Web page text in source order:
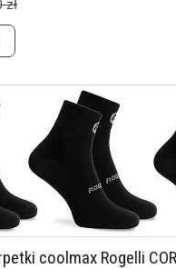
zł
coolmax Rogelli